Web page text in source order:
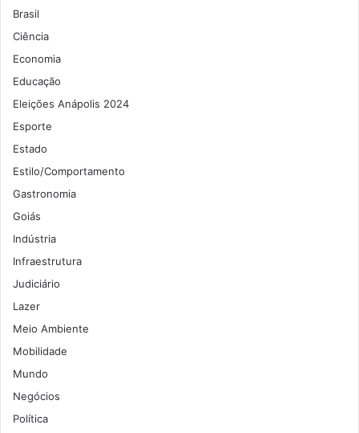
Brasil
Ciência
Economia
Educação
Eleições Anápolis 2024
Esporte
Estado
Estilo/Comportamento
Gastronomia
Goiás
Indústria
Infraestrutura
Judiciário
Lazer
Meio Ambiente
Mobilidade
Mundo
Negócios
Política